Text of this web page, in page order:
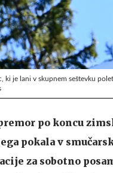
ki je lani v skupnem seštevku
po koncu
pokala v
za sobotno